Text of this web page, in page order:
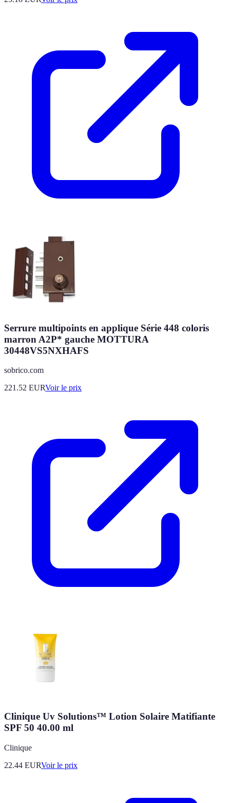
Serrure multipoints en applique Série 448 coloris
marron A2P* gauche MOTTURA
30448VS5NXHAFS
sobrico.com
221.52 EURVoir le prix
Clinique Uv Solutions™ Lotion Solaire Matifiante
SPF 50 40.00 ml
Clinique
22.44 EURVoir le prix